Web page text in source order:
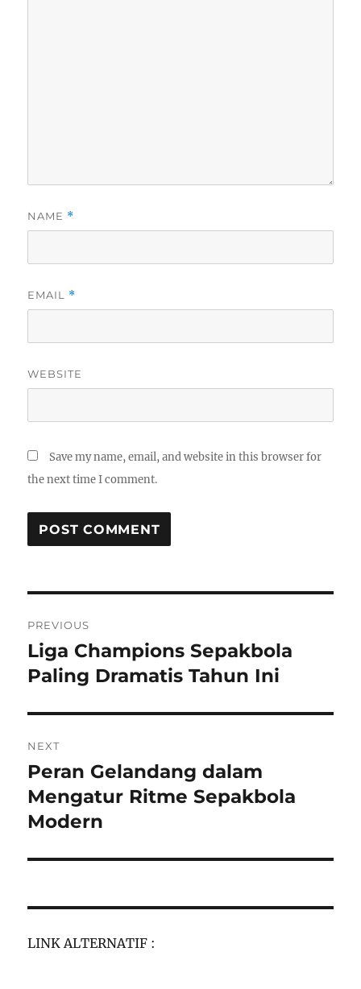
NAME *
EMAIL *
WEBSITE
Save my name, email, and website in this browser for
the next time I comment.
navigation
PREVIOUS
Previous
post:
Liga Champions Sepakbola
Paling Dramatis Tahun Ini
NEXT
Next
post:
Peran Gelandang dalam
Mengatur Ritme Sepakbola
Modern
LINK ALTERNATIF :